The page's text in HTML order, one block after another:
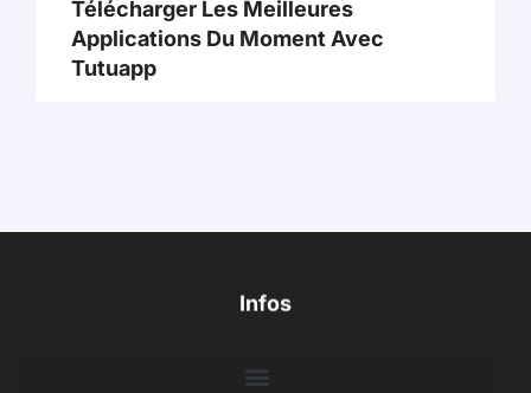
Télécharger Les Meilleures
Applications Du Moment Avec
Tutuapp
Infos